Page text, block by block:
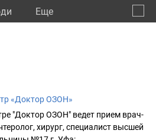
Eще
«Доктор ОЗОН»
"Доктор ОЗОН" ведет прием врач-
хирург, специалист высшей